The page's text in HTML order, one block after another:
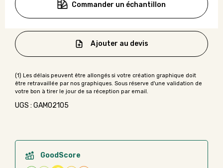
Commander un échantillon
Ajouter au devis
UGS : GAMO2105
GoodScore